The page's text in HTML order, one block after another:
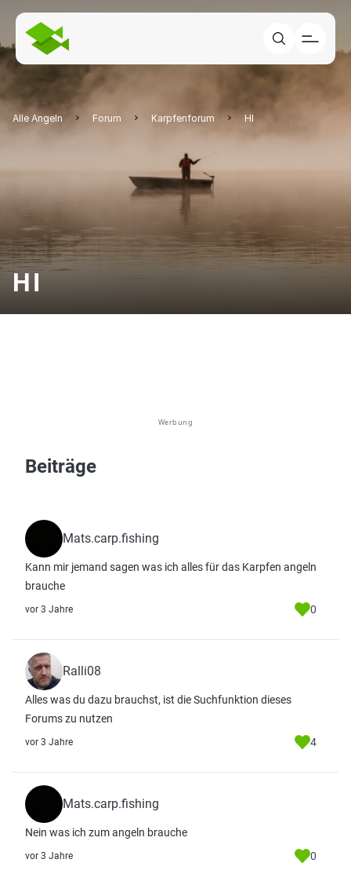
Alle Angeln Forum Karpfenforum HI
HI
Werbung
Beiträge
Mats.carp.fishing
Kann mir jemand sagen was ich alles für das Karpfen angeln
brauche
vor 3 Jahre 0
Ralli08
Alles was du dazu brauchst, ist die Suchfunktion dieses
Forums zu nutzen
vor 3 Jahre 4
Mats.carp.fishing
Nein was ich zum angeln brauche
vor 3 Jahre 0